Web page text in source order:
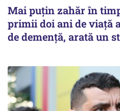
Mai puțin zahăr în
primii doi ani de viață
de demență, arată un